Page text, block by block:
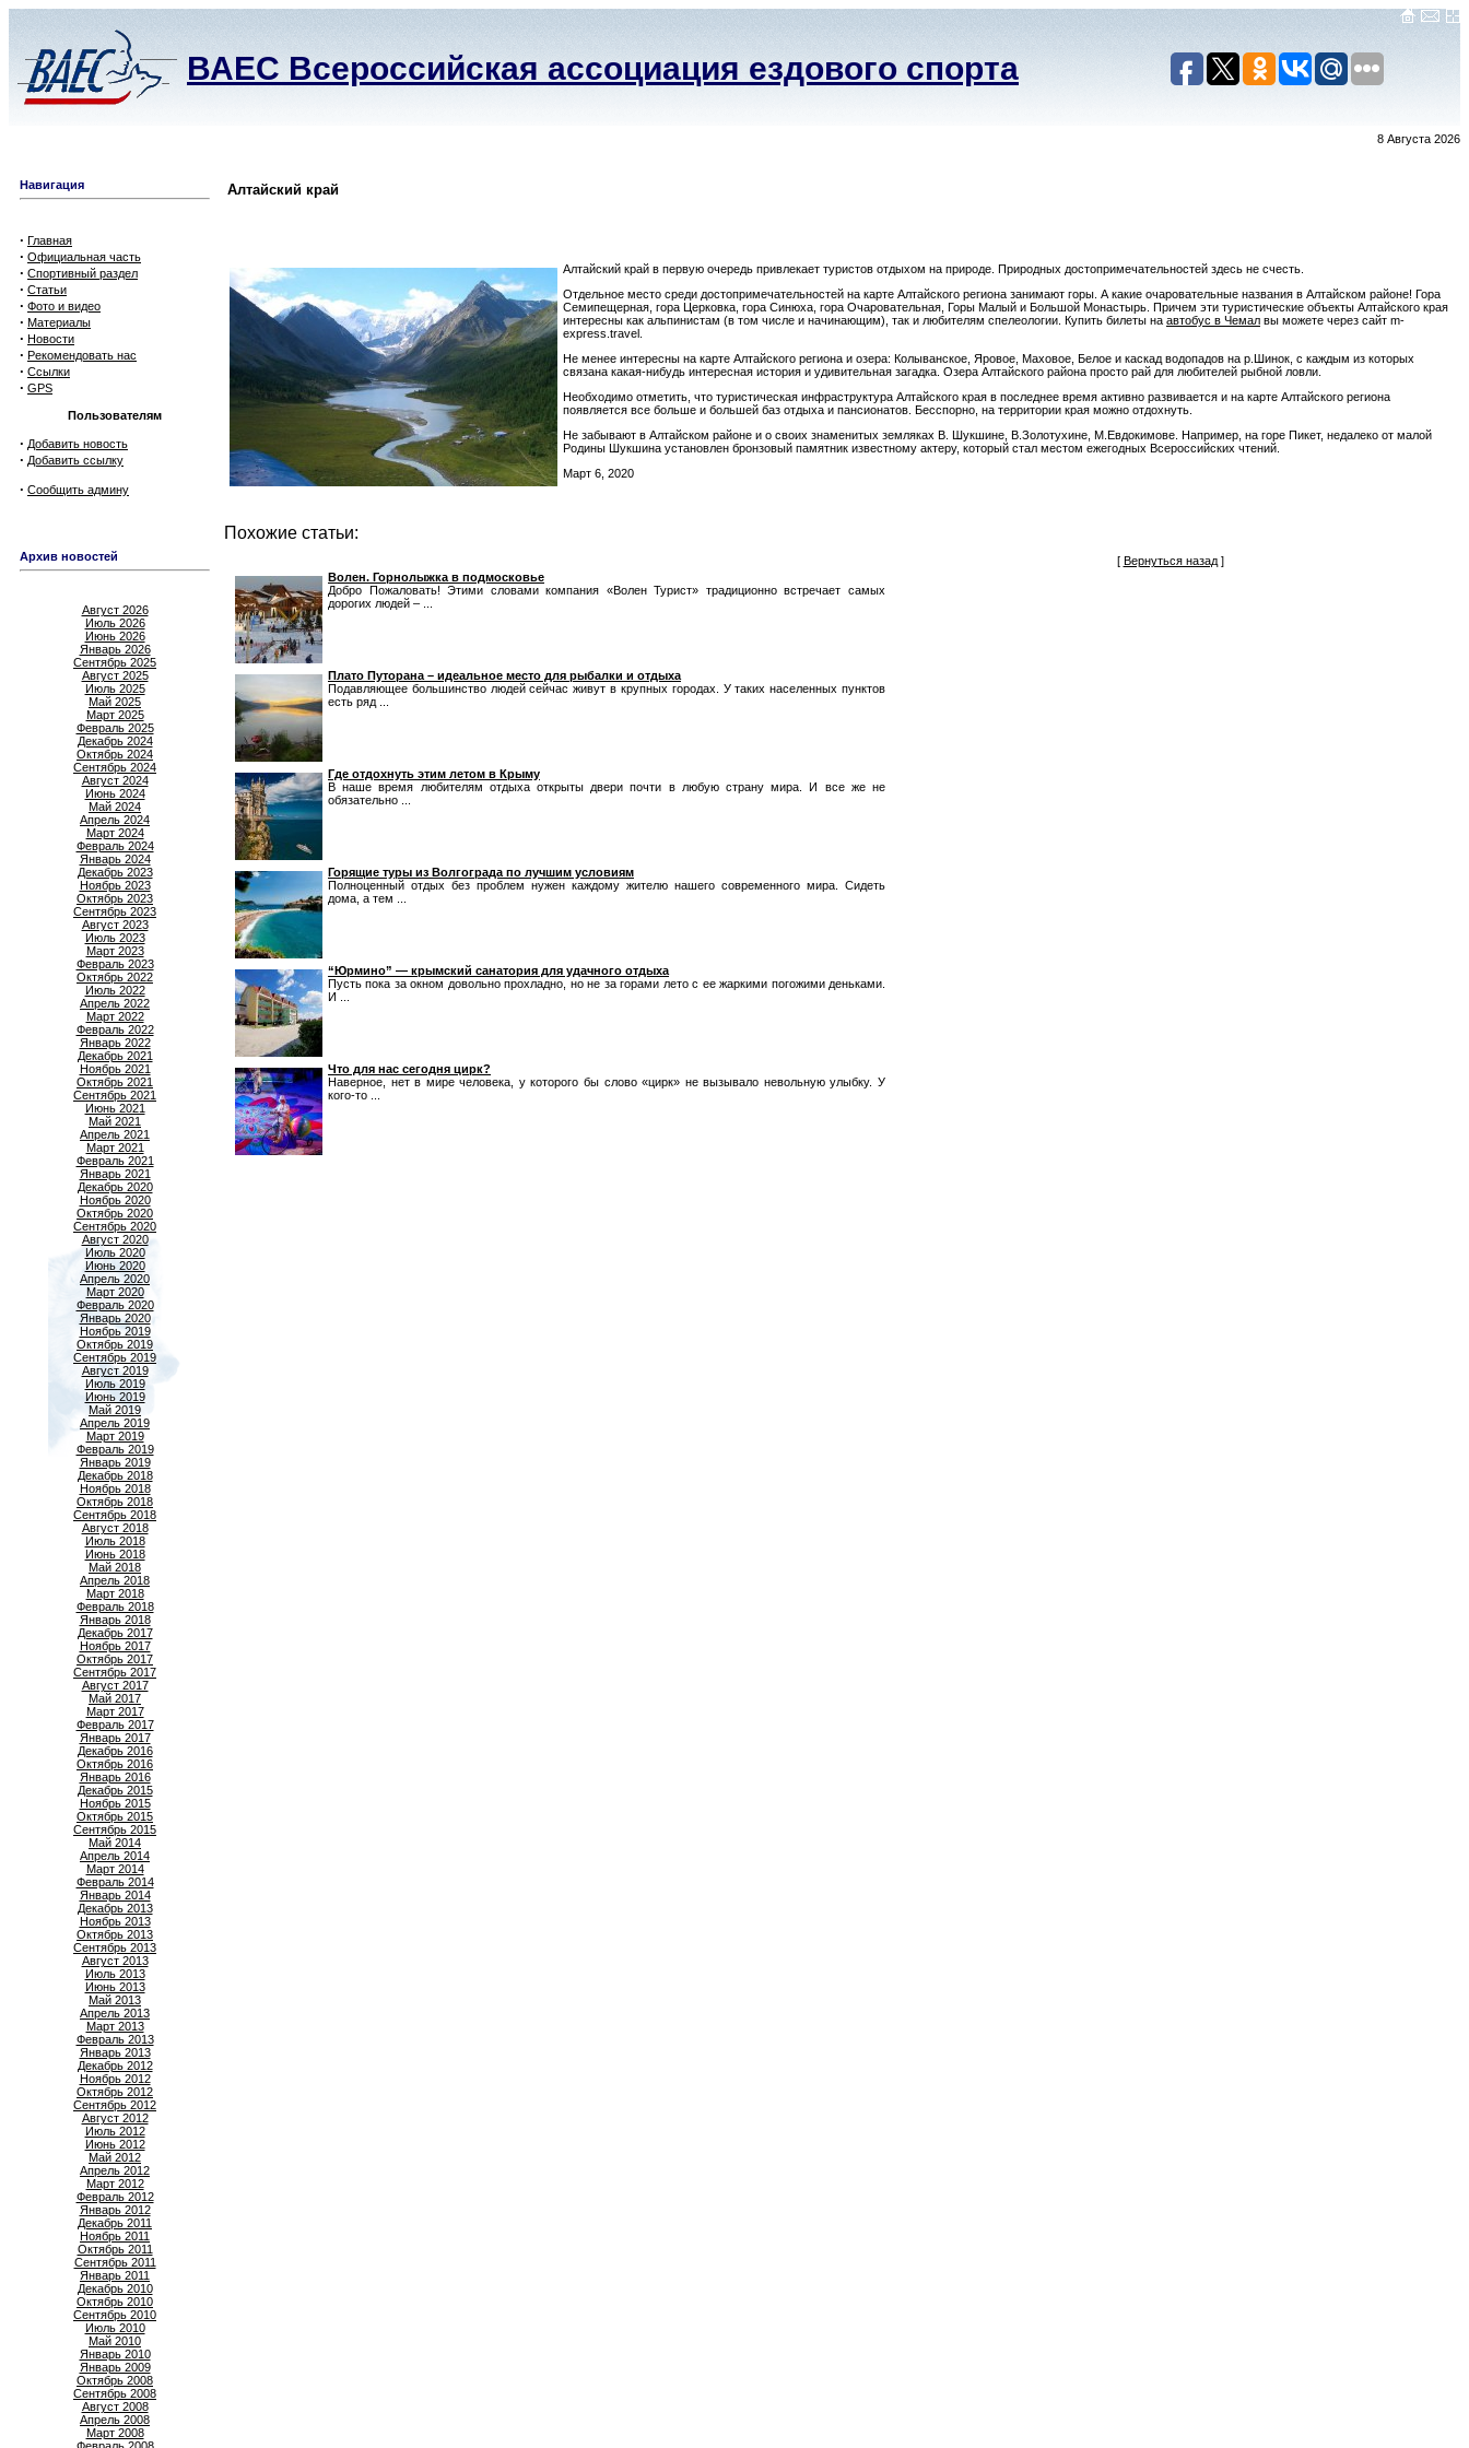
ВАЕС Всероссийская ассоциация ездового спорта
8 Августа 2026
Навигация
· Главная
· Официальная часть
· Спортивный раздел
· Статьи
· Фото и видео
· Материалы
· Новости
· Рекомендовать нас
· Ссылки
· GPS
Пользователям
· Добавить новость
· Добавить ссылку
· Сообщить админу
Архив новостей
Август 2026
Июль 2026
Июнь 2026
Январь 2026
Сентябрь 2025
Август 2025
Июль 2025
Май 2025
Март 2025
Февраль 2025
Декабрь 2024
Октябрь 2024
Сентябрь 2024
Август 2024
Июнь 2024
Май 2024
Апрель 2024
Март 2024
Февраль 2024
Январь 2024
Декабрь 2023
Ноябрь 2023
Октябрь 2023
Сентябрь 2023
Август 2023
Июль 2023
Март 2023
Февраль 2023
Октябрь 2022
Июль 2022
Апрель 2022
Март 2022
Февраль 2022
Январь 2022
Декабрь 2021
Ноябрь 2021
Октябрь 2021
Сентябрь 2021
Июнь 2021
Май 2021
Апрель 2021
Март 2021
Февраль 2021
Январь 2021
Декабрь 2020
Ноябрь 2020
Октябрь 2020
Сентябрь 2020
Август 2020
Июль 2020
Июнь 2020
Апрель 2020
Март 2020
Февраль 2020
Январь 2020
Ноябрь 2019
Октябрь 2019
Сентябрь 2019
Август 2019
Июль 2019
Июнь 2019
Май 2019
Апрель 2019
Март 2019
Февраль 2019
Январь 2019
Декабрь 2018
Ноябрь 2018
Октябрь 2018
Сентябрь 2018
Август 2018
Июль 2018
Июнь 2018
Май 2018
Апрель 2018
Март 2018
Февраль 2018
Январь 2018
Декабрь 2017
Ноябрь 2017
Октябрь 2017
Сентябрь 2017
Август 2017
Май 2017
Март 2017
Февраль 2017
Январь 2017
Декабрь 2016
Октябрь 2016
Январь 2016
Декабрь 2015
Ноябрь 2015
Октябрь 2015
Сентябрь 2015
Май 2014
Апрель 2014
Март 2014
Февраль 2014
Январь 2014
Декабрь 2013
Ноябрь 2013
Октябрь 2013
Сентябрь 2013
Август 2013
Июль 2013
Июнь 2013
Май 2013
Апрель 2013
Март 2013
Февраль 2013
Январь 2013
Декабрь 2012
Ноябрь 2012
Октябрь 2012
Сентябрь 2012
Август 2012
Июль 2012
Июнь 2012
Май 2012
Апрель 2012
Март 2012
Февраль 2012
Январь 2012
Декабрь 2011
Ноябрь 2011
Октябрь 2011
Сентябрь 2011
Январь 2011
Декабрь 2010
Октябрь 2010
Сентябрь 2010
Июль 2010
Май 2010
Январь 2010
Январь 2009
Октябрь 2008
Сентябрь 2008
Август 2008
Апрель 2008
Март 2008
Алтайский край
Алтайский край в первую очередь привлекает туристов отдыхом на природе. Природных достопримечательностей здесь не счесть.
Отдельное место среди достопримечательностей на карте Алтайского региона занимают горы. А какие очаровательные названия в Алтайском районе! Гора
Семипещерная, гора Церковка, гора Синюха, гора Очаровательная, Горы Малый и Большой Монастырь. Причем эти туристические объекты Алтайского края
интересны как альпинистам (в том числе и начинающим), так и любителям спелеологии. Купить билеты на автобус в Чемал вы можете через сайт m-
express.travel.
Не менее интересны на карте Алтайского региона и озера: Колыванское, Яровое, Маховое, Белое и каскад водопадов на р.Шинок, с каждым из которых
связана какая-нибудь интересная история и удивительная загадка. Озера Алтайского района просто рай для любителей рыбной ловли.
Необходимо отметить, что туристическая инфраструктура Алтайского края в последнее время активно развивается и на карте Алтайского региона
появляется все больше и большей баз отдыха и пансионатов. Бесспорно, на территории края можно отдохнуть.
Не забывают в Алтайском районе и о своих знаменитых земляках В. Шукшине, В.Золотухине, М.Евдокимове. Например, на горе Пикет, недалеко от малой
Родины Шукшина установлен бронзовый памятник известному актеру, который стал местом ежегодных Всероссийских чтений.
Март 6, 2020
Похожие статьи:
Волен. Горнолыжка в подмосковье
Добро Пожаловать! Этими словами компания «Волен Турист» традиционно встречает самых
дорогих людей – ...
Плато Путорана – идеальное место для рыбалки и отдыха
Подавляющее большинство людей сейчас живут в крупных городах. У таких населенных пунктов
есть ряд ...
Где отдохнуть этим летом в Крыму
В наше время любителям отдыха открыты двери почти в любую страну мира. И все же не
обязательно ...
Горящие туры из Волгограда по лучшим условиям
Полноценный отдых без проблем нужен каждому жителю нашего современного мира. Сидеть
дома, а тем ...
“Юрмино” — крымский санатория для удачного отдыха
Пусть пока за окном довольно прохладно, но не за горами лето с ее жаркими погожими деньками.
И ...
Что для нас сегодня цирк?
Наверное, нет в мире человека, у которого бы слово «цирк» не вызывало невольную улыбку. У
кого-то ...
[ Вернуться назад]